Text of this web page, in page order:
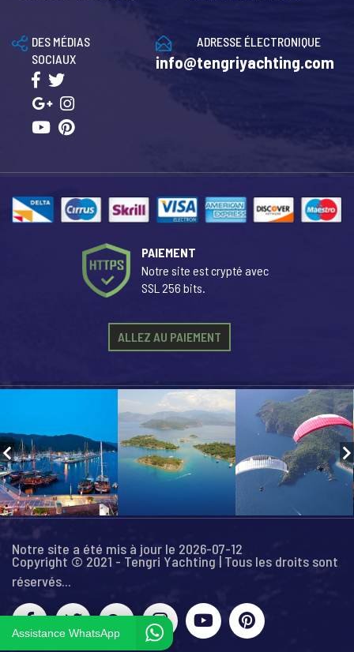
ADRESSE ÉLECTRONIQUE
info@tengriyachting.com
DES MÉDIAS
SOCIAUX
PAIEMENT
Notre site est crypté avec
SSL 256 bits.
ALLEZ AU PAIEMENT
Notre site a été mis à jour le 2026-07-12
Copyright © 2021 - Tengri Yachting | Tous les droits sont
réservés...
Assistance WhatsApp